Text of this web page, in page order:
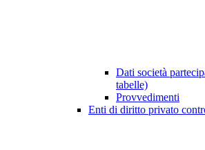
Dati società
tabelle)
Provvedimenti
Enti di diritto privato